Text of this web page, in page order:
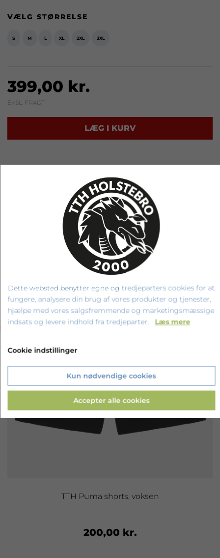
VÆLG STØRRELSE
S M L XL 2XL 3XL
399,00 kr.
EKSL. FRAGT
LÆG I KURV
RELATEREDE PRODUKTER
TTH Puma shorts, voksen
200,00 kr.
‹ ›
Dette websted benytter egne og tredjeparters cookies for at
fungere, analysere din brug af vores produkter og tjenester,
hjælpe med vores salgsfremmende og marketingsmæssige
indsats og levere indhold fra tredjeparter. Læs mere
Cookie indstillinger
Kun nødvendige cookies
Accepter alle cookies